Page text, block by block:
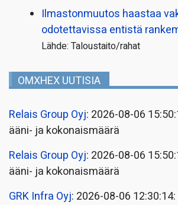
Ilmastonmuutos haastaa
odotettavissa entistä
Lähde: Taloustaito/rahat
OMXHEX UUTISIA
Relais Group Oyj: 2026-08-06
ääni- ja kokonaismäärä
Relais Group Oyj: 2026-08-06
ääni- ja kokonaismäärä
GRK Infra Oyj: 2026-08-06